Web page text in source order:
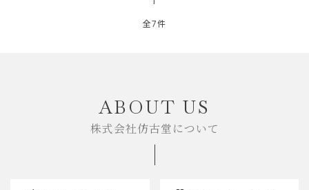
全7件
ABOUT US
株式会社仿古堂について